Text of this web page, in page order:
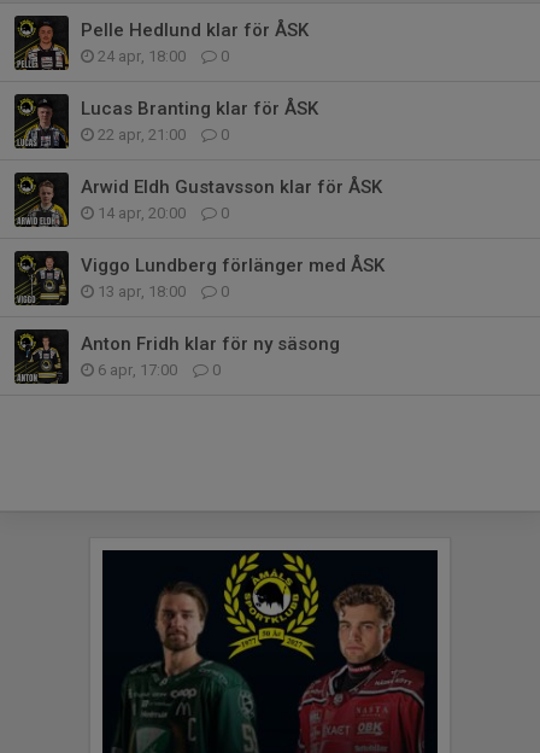
Pelle Hedlund klar för ÅSK
24 apr, 18:00 0
Lucas Branting klar för ÅSK
22 apr, 21:00 0
Arwid Eldh Gustavsson klar för ÅSK
14 apr, 20:00 0
Viggo Lundberg förlänger med ÅSK
13 apr, 18:00 0
Anton Fridh klar för ny säsong
6 apr, 17:00 0